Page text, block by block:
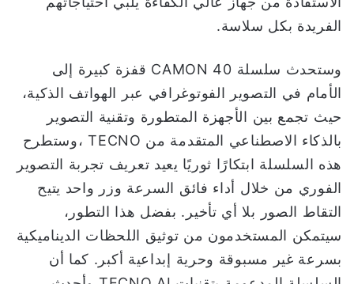
الفريدة بكل سلاسة.
وستحدث سلسلة CAMON 40 قفزة كبيرة إلى
الأمام في التصوير الفوتوغرافي عبر الهواتف الذكية،
حيث تجمع بين الأجهزة المتطورة وتقنية التصوير
بالذكاء الاصطناعي المتقدمة من TECNO ،وستطرح
هذه السلسلة ابتكارًا ثوريًا يعيد تعريف تجربة التصوير
الفوري من خلال أداء فائق السرعة وزر واحد يتيح
التقاط الصور بلا أي تأخير. بفضل هذا التطور،
سيتمكن المستخدمون من توثيق اللحظات الديناميكية
بسرعة غير مسبوقة وحرية إبداعية أكبر. كما أن